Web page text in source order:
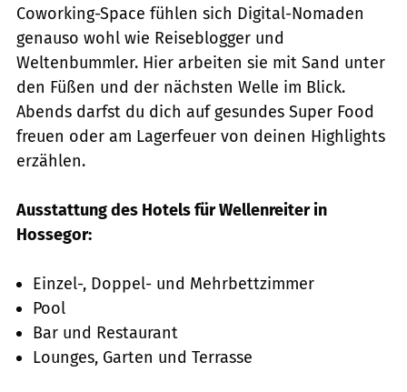
Coworking-Space fühlen sich Digital-Nomaden
genauso wohl wie Reiseblogger und
Weltenbummler. Hier arbeiten sie mit Sand unter
den Füßen und der nächsten Welle im Blick.
Abends darfst du dich auf gesundes Super Food
freuen oder am Lagerfeuer von deinen Highlights
erzählen.
Ausstattung des Hotels für Wellenreiter in
Hossegor:
Einzel-, Doppel- und Mehrbettzimmer
Pool
Bar und Restaurant
Lounges, Garten und Terrasse